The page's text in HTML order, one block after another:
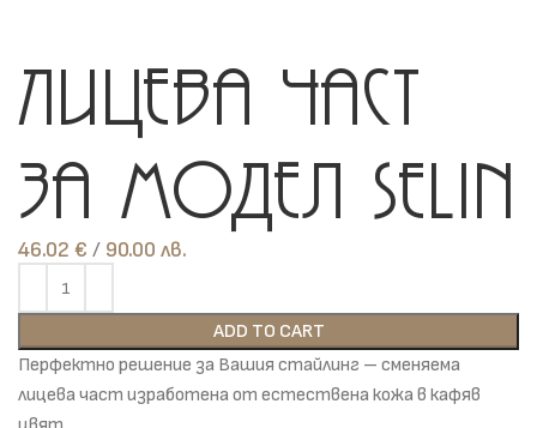
Лицева част
за модел Selin
46.02 € лв.
ADD TO CART
Перфектно решение за Вашия стайлинг – сменяема
лицева част изработена от естествена кожа в кафяв